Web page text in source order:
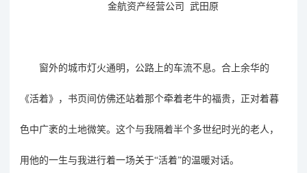
金航资产经营公司 武田原
窗外的城市灯火通明， 公路 上的车流不息。合上余华的
《活着》，书页间仿佛还站着那个牵着老牛的福贵，正对着暮
色中广袤的土地微笑。这个与我隔着半个多世纪时光的老人，
用他的一生与我进行着一场关于“活着”的温暖对话。